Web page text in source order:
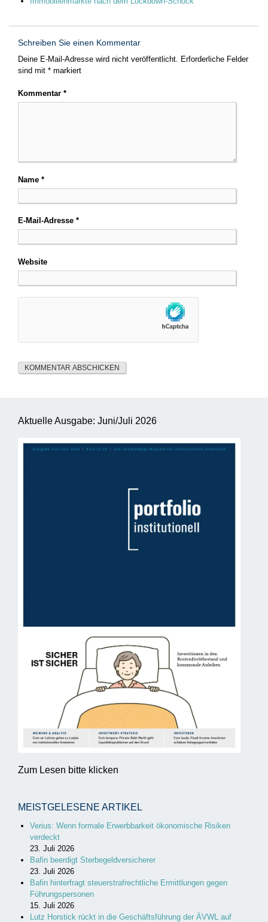
Schreiben Sie einen Kommentar
Deine E-Mail-Adresse wird nicht veröffentlicht. Erforderliche Felder
sind mit * markiert
Kommentar *
Name *
E-Mail-Adresse *
Website
Aktuelle Ausgabe: Juni/Juli 2026
Zum Lesen bitte klicken
MEISTGELESENE ARTIKEL
Verius: Wenn formale Erwerbbarkeit ökonomische Risiken
verdeckt
23. Juli 2026
Bafin beerdigt Sterbegeldversicherer
23. Juli 2026
Bafin hinterfragt steuerstrafrechtliche Ermittlungen gegen
Führungspersonen
15. Juli 2026
Lutz Horstick rückt in die Geschäftsführung der ÄVWL auf